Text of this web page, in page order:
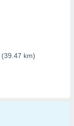
(39.47 km)